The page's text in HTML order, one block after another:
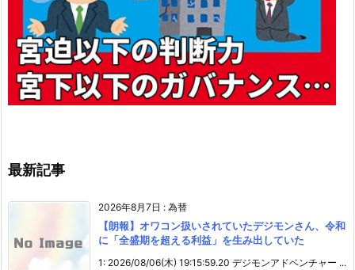
最新記事
2026年8月7日 : 為替
【朗報】オワコン扱いされていたデジモンさん、令和
に「全盛期を超える利益」を生み出していた
1: 2026/08/06(木) 19:15:59.20 デジモンアドベンチャー ...